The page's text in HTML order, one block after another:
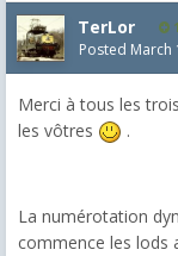
TerLor
Posted March
Merci à tous les
les vôtres
.
La numérotation
commence les lods